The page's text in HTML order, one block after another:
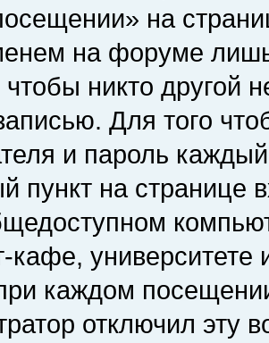
на
на форуме
чтобы никто другой
Для того
и пароль
пункт на
кафе, университете
каждом
отключил эту